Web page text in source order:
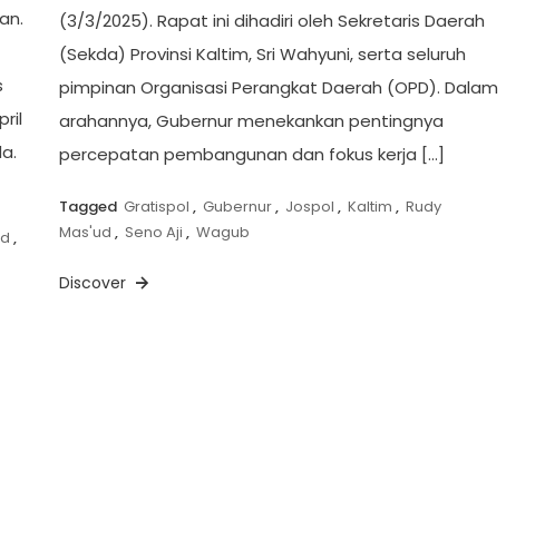
,
(3/3/2025). Rapat ini dihadiri oleh Sekretaris Daerah
(Sekda) Provinsi Kaltim, Sri Wahyuni, serta seluruh
pimpinan Organisasi Perangkat Daerah (OPD). Dalam
arahannya, Gubernur menekankan pentingnya
percepatan pembangunan dan fokus kerja […]
Tagged Gratispol , Gubernur, Jospol , Kaltim , Rudy
Mas'ud , Seno Aji , Wagub
Discover